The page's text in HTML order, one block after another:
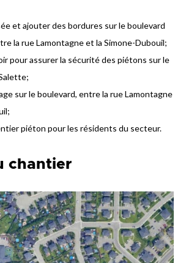
et ajouter des bordures sur le boulevard
la rue Lamontagne et la Simone-Dubouil;
pour assurer la sécurité des piétons sur le
sur le boulevard, entre la rue Lamontagne
piéton pour les résidents du secteur.
chantier